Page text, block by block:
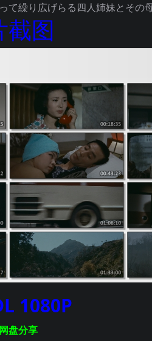
繰り広げらる四人姉妹とその母
截图
1080P
盘分享